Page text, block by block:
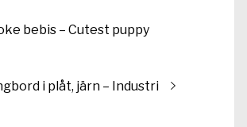
bebis – Cutest puppy
i plåt, järn – Industri